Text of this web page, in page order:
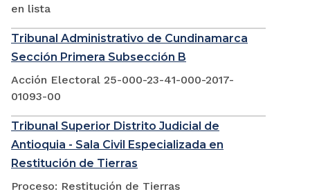
en lista
Tribunal Administrativo de Cundinamarca
Sección Primera Subsección B
Acción Electoral 25-000-23-41-000-2017-
01093-00
Tribunal Superior Distrito Judicial de
Antioquia - Sala Civil Especializada en
Restitución de Tierras
Proceso: Restitución de Tierras